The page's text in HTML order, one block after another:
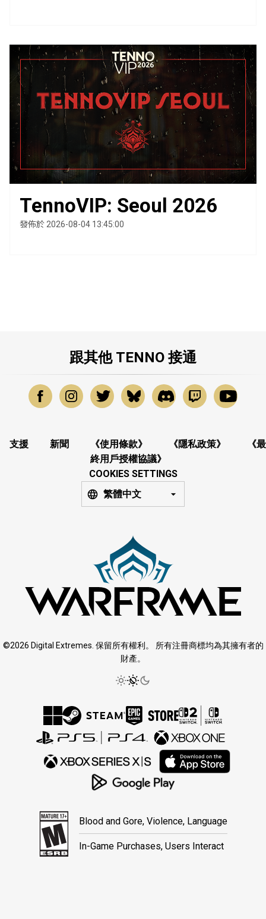
TennoVIP: Seoul 2026
發佈於 2026-08-04 13:45:00
跟其他 TENNO 接通
支援 新聞 《使用條款》 《隱私政策》
《最
終用戶授權協議》
COOKIES SETTINGS
繁體中文
©2026 Digital Extremes. 保留所有權利。 所有注冊商標均為其擁有者的
財產。
Blood and Gore, Violence, Language
In-Game Purchases, Users Interact